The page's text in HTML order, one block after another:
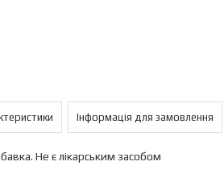
Інформація для замовлення
Не є лікарським засобом